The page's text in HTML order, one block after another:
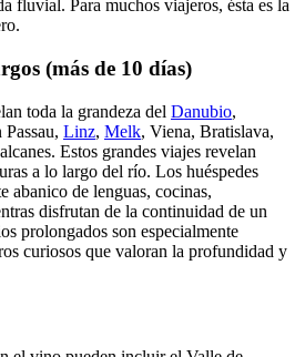
fluvial. Para muchos viajeros, ésta es la
(más de 10 días)
toda la grandeza del Danubio,
Linz, Melk, Viena, Bratislava,
Estos grandes viajes revelan
a lo largo del río. Los huéspedes
abanico de lenguas, cocinas,
disfrutan de la continuidad de un
prolongados son especialmente
curiosos que valoran la profundidad y